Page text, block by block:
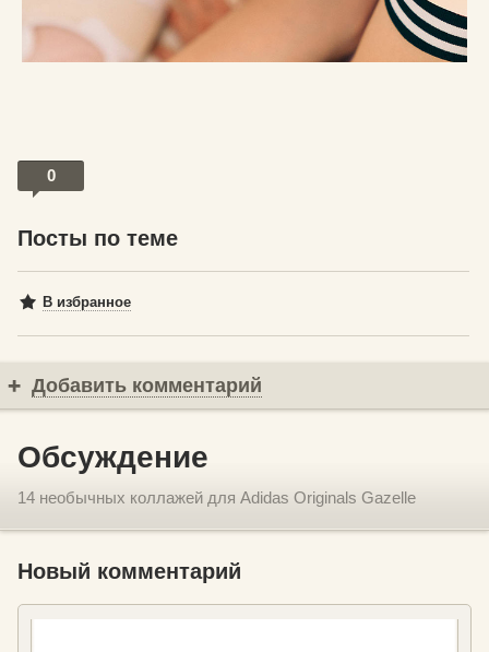
0
Посты по теме
В избранное
Добавить комментарий
Обсуждение
14 необычных коллажей для Adidas Originals Gazelle
Новый комментарий